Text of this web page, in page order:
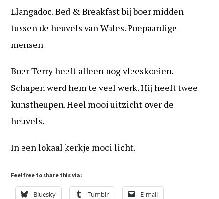
Llangadoc. Bed & Breakfast bij boer midden
tussen de heuvels van Wales. Poepaardige
mensen.
Boer Terry heeft alleen nog vleeskoeien.
Schapen werd hem te veel werk. Hij heeft twee
kunstheupen. Heel mooi uitzicht over de
heuvels.
In een lokaal kerkje mooi licht.
Feel free to share this via:
Bluesky Tumblr E-mail